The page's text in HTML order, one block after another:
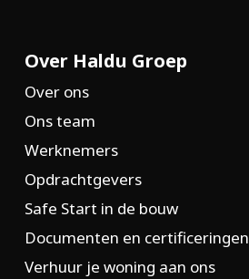
Over Haldu Groep
Over ons
Ons team
Werknemers
Opdrachtgevers
Safe Start in de bouw
Documenten en certificeringen
Verhuur je woning aan ons